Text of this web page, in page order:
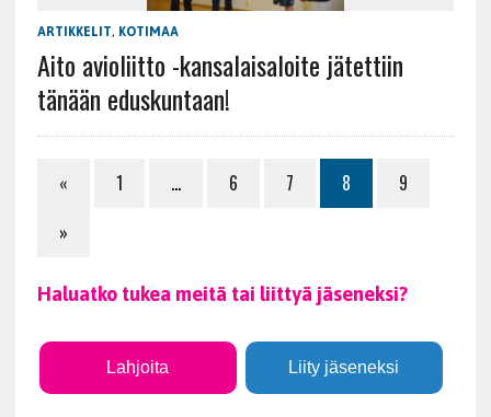
ARTIKKELIT, KOTIMAA
Aito avioliitto -kansalaisaloite jätettiin
tänään eduskuntaan!
« 1 … 6 7 8
9
»
Haluatko tukea meitä tai liittyä jäseneksi?
Lahjoita Liity jäseneksi